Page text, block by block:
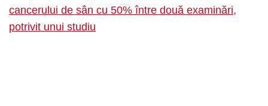
cancerului de sân cu 50% între două examinări,
potrivit unui studiu